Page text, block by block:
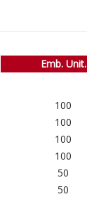
Emb. Unit.
100
100
100
100
50
50